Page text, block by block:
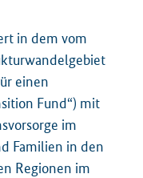
in dem vom
einen
Fund“) mit
im
Familien in den
Regionen im